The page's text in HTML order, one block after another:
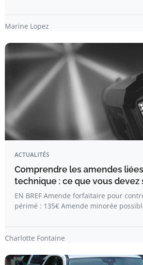
Marine Lopez
ACTUALITÉS
Comprendre les amendes
technique : ce que vous devez
EN BREF Amende forfaitaire pour
périmé : 135€ Amende minorée
Charlotte Fontaine